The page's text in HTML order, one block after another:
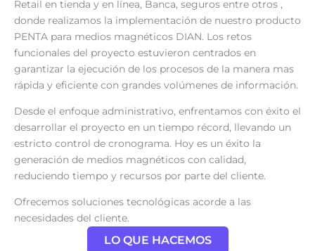
Retail en tienda y en línea, Banca, seguros entre otros ,
donde realizamos la implementación de nuestro producto
PENTA para medios magnéticos DIAN. Los retos
funcionales del proyecto estuvieron centrados en
garantizar la ejecución de los procesos de la manera mas
rápida y eficiente con grandes volúmenes de información.
Desde el enfoque administrativo, enfrentamos con éxito el
desarrollar el proyecto en un tiempo récord, llevando un
estricto control de cronograma. Hoy es un éxito la
generación de medios magnéticos con calidad,
reduciendo tiempo y recursos por parte del cliente.
Ofrecemos soluciones tecnológicas acorde a las
necesidades del cliente.
LO QUE HACEMOS